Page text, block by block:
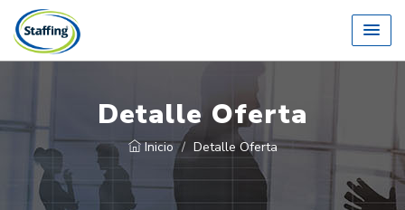
Detalle Oferta
Inicio Detalle Oferta